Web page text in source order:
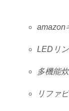
amazon
LEDリ
多機能
リファ